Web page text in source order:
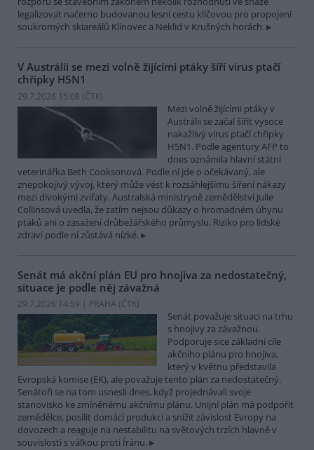
legalizovat načerno budovanou lesní cestu klíčovou pro propojení
soukromých skiareálů Klínovec a Neklid v Krušných horách.
V Austrálii se mezi volně žijícími ptáky šíří virus ptačí
chřipky H5N1
29.7.2026 15:08 (ČTK)
Mezi volně žijícími ptáky v
Austrálii se začal šířit vysoce
nakažlivý virus ptačí chřipky
H5N1. Podle agentury AFP to
dnes oznámila hlavní státní
veterinářka Beth Cooksonová. Podle ní jde o očekávaný, ale
znepokojivý vývoj, který může vést k rozsáhlejšímu šíření nákazy
mezi divokými zvířaty. Australská ministryně zemědělství Julie
Collinsová uvedla, že zatím nejsou důkazy o hromadném úhynu
ptáků ani o zasažení drůbežářského průmyslu. Riziko pro lidské
zdraví podle ní zůstává nízké.
Senát má akční plán EU pro hnojiva za nedostatečný,
situace je podle něj závažná
29.7.2026 14:59 | PRAHA (ČTK)
Senát považuje situaci na trhu
s hnojivy za závažnou.
Podporuje sice základní cíle
akčního plánu pro hnojiva,
který v květnu představila
Evropská komise (EK), ale považuje tento plán za nedostatečný.
Senátoři se na tom usnesli dnes, když projednávali svoje
stanovisko ke zmíněnému akčnímu plánu. Unijní plán má podpořit
zemědělce, posílit domácí produkci a snížit závislost Evropy na
dovozech a reaguje na nestabilitu na světových trzích hlavně v
souvislosti s válkou proti Íránu.